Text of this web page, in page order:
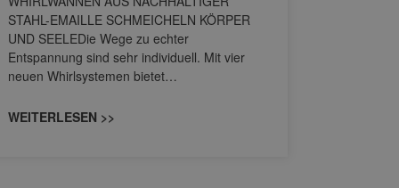
STAHL-EMAILLE SCHMEICHELN KÖRPER
UND SEELEDie Wege zu echter
Entspannung sind sehr individuell. Mit vier
neuen Whirlsystemen bietet…
WEITERLESEN >>